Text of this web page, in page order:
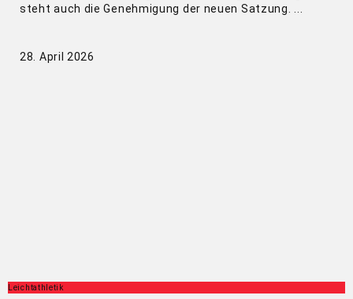
steht auch die Genehmigung der neuen Satzung.
28. April 2026
Leichtathletik